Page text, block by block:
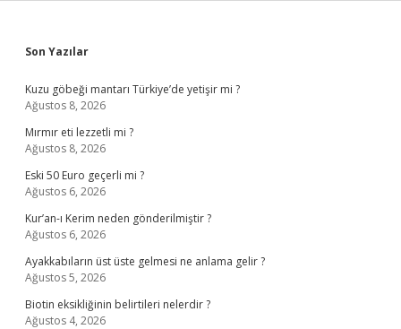
Sidebar
Son Yazılar
Kuzu göbeği mantarı Türkiye’de yetişir mi ?
Ağustos 8, 2026
Mırmır eti lezzetli mi ?
Ağustos 8, 2026
Eski 50 Euro geçerli mi ?
Ağustos 6, 2026
Kur’an-ı Kerim neden gönderilmiştir ?
Ağustos 6, 2026
Ayakkabıların üst üste gelmesi ne anlama gelir ?
Ağustos 5, 2026
Biotin eksikliğinin belirtileri nelerdir ?
Ağustos 4, 2026